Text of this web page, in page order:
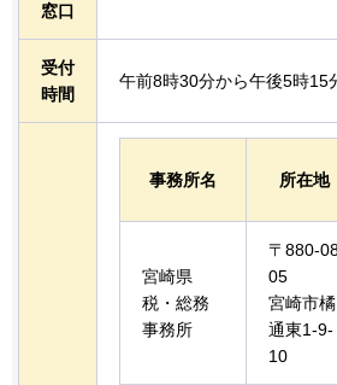
窓口
受付
時間
午前8時30分から午後5時15
事務所名 所在地
宮崎県
税・総務
事務所
〒880-
05
宮崎市橘
通東1-9-
10